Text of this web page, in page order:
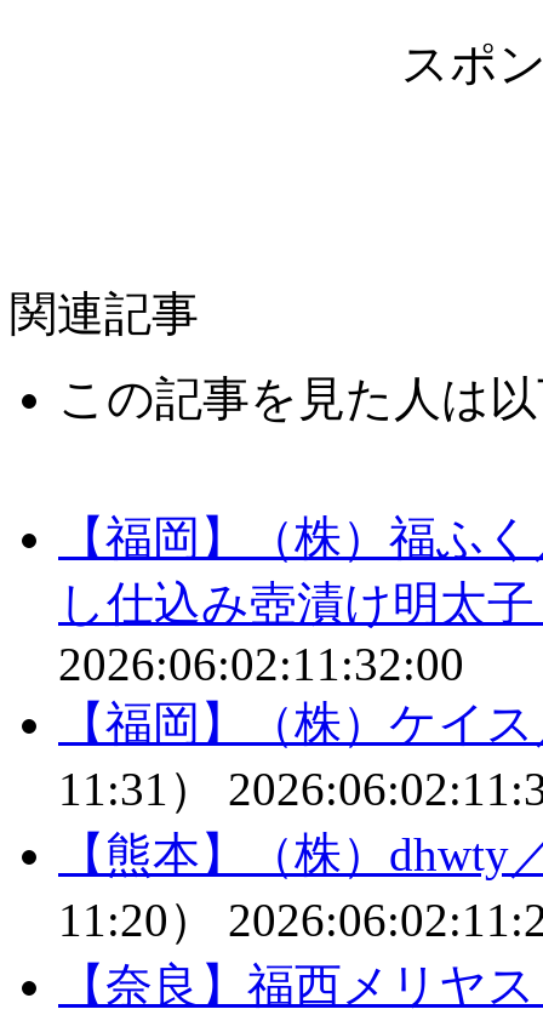
スポ
関連記事
この記事を見た人は
【福岡】（株）福ふ
し仕込み壺漬け明太
2026:06:02:11:32:00
【福岡】（株）ケイ
11:31）
【熊本】（株）
11:20）
【奈良】福西メリヤ